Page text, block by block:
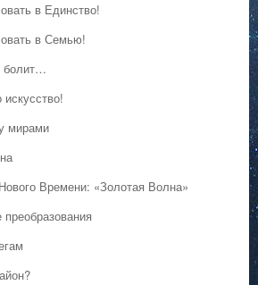
в Единство!
в Семью!
болит…
мирами
Времени: «Золотая Волна»